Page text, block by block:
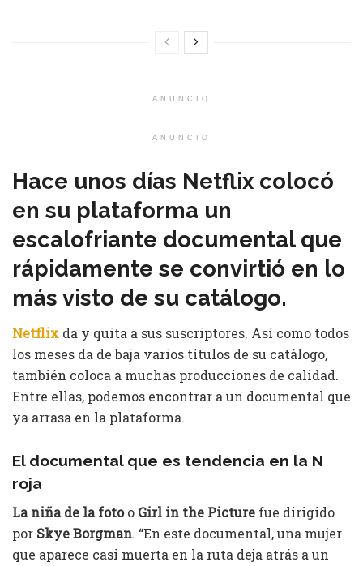
ANUNCIO
ANUNCIO
Hace unos días Netflix colocó
en su plataforma un
escalofriante documental que
rápidamente se convirtió en lo
más visto de su catálogo.
Netflix da y quita a sus suscriptores. Así como todos
los meses da de baja varios títulos de su catálogo,
también coloca a muchas producciones de calidad.
Entre ellas, podemos encontrar a un documental que
ya arrasa en la plataforma.
El documental que es tendencia en la N
roja
La niña de la fotoo Girl in the Picture fue dirigido
por Skye Borgman. “En este documental, una mujer
que aparece casi muerta en la ruta deja atrás a un